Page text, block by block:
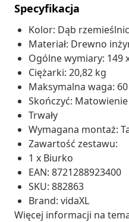
Specyfikacja
Kolor: Dąb
Materiał: Drewno
Ogólne wymiary: 149
Ciężarki: 20,82 kg
Maksymalna waga:
Skończyć: Matowienie
Trwały
Wymagana montaż:
Zawartość zestawu:
1 x Biurko
EAN: 8721288923400
SKU: 882863
Brand: vidaXL
Więcej informacji na